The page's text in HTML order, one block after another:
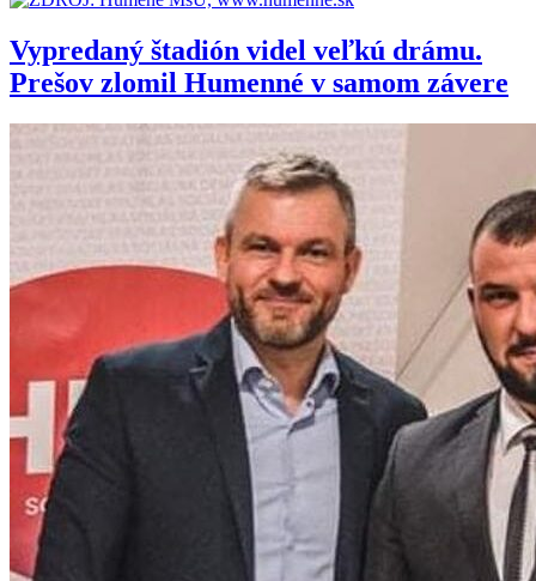
Vypredaný štadión videl veľkú drámu.
Prešov zlomil Humenné v samom závere